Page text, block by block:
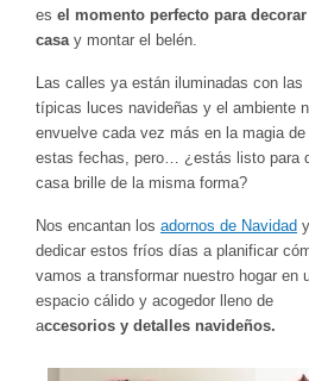
es el momento perfecto para
casa y montar el belén.
Las calles ya están iluminadas con las
típicas luces navideñas y el ambiente
envuelve cada vez más en la magia de
estas fechas, pero… ¿estás listo para
casa brille de la misma forma?
Nos encantan los adornos de Navidad y
dedicar estos fríos días a planificar
vamos a transformar nuestro hogar en
espacio cálido y acogedor lleno de
accesorios y detalles navideños.